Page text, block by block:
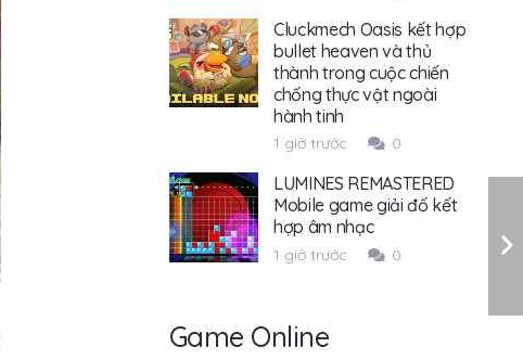
Cluckmech Oasis kết hợp
bullet heaven và thủ
thành trong cuộc chiến
chống thực vật ngoài
hành tinh
1 giờ trước 0
LUMINES REMASTERED
Mobile game giải đố kết
hợp âm nhạc
1 giờ trước 0
Game Online